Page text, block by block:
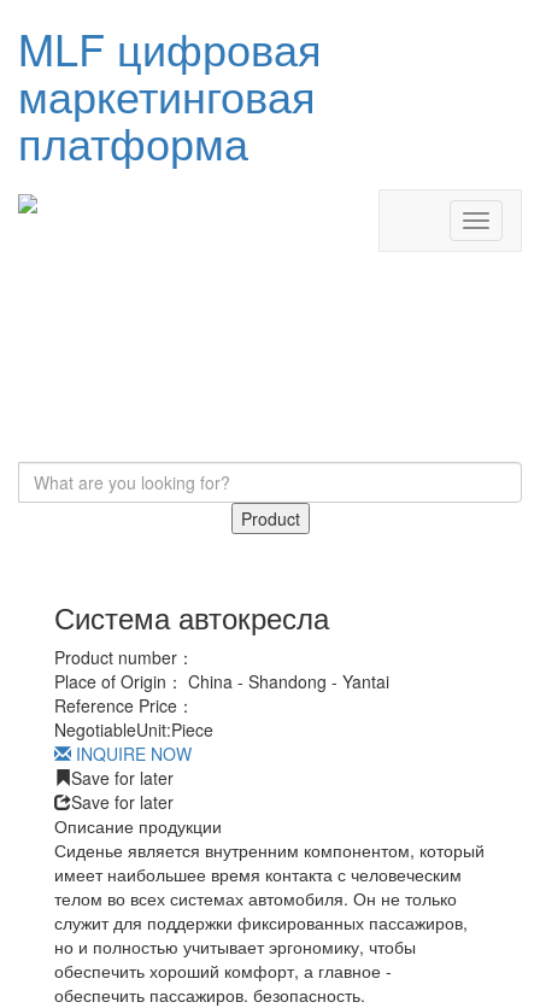
MLF цифровая
маркетинговая
платформа
Product
Система автокресла
Product number：
Place of Origin： China - Shandong - Yantai
Reference Price：
NegotiableUnit:Piece
INQUIRE NOW
Save for later
Save for later
Описание продукции
Сиденье является внутренним компонентом, который
имеет наибольшее время контакта с человеческим
телом во всех системах автомобиля. Он не только
служит для поддержки фиксированных пассажиров,
но и полностью учитывает эргономику, чтобы
обеспечить хороший комфорт, а главное -
обеспечить пассажиров. безопасность.